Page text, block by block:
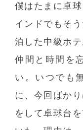
僕はたまに卓
インドでもそ
泊した中級ホ
仲間と時間を
い。いつでも
に、今回ばか
をして卓球台